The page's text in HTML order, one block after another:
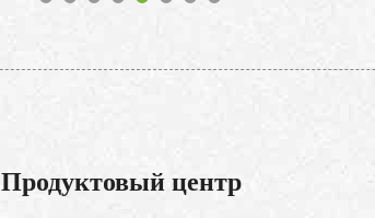
Продуктовый центр